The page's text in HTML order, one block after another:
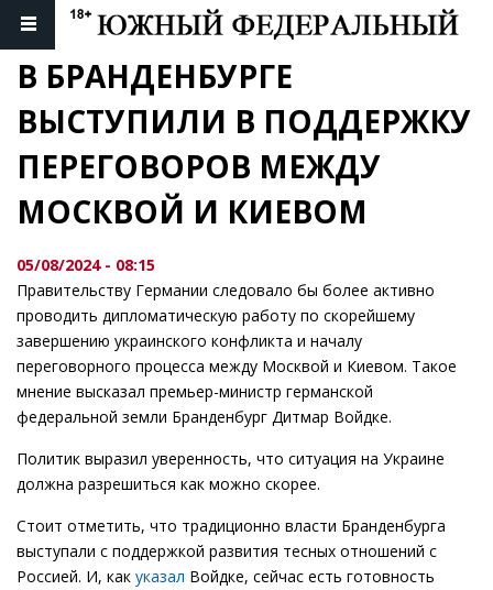
В БРАНДЕНБУРГЕ
ВЫСТУПИЛИ В ПОДДЕРЖКУ
ПЕРЕГОВОРОВ МЕЖДУ
МОСКВОЙ И КИЕВОМ
05/08/2024 - 08:15
Правительству Германии следовало бы более активно
проводить дипломатическую работу по скорейшему
завершению украинского конфликта и началу
переговорного процесса между Москвой и Киевом. Такое
мнение высказал премьер-министр германской
федеральной земли Бранденбург Дитмар Войдке.
Политик выразил уверенность, что ситуация на Украине
должна разрешиться как можно скорее.
Стоит отметить, что традиционно власти Бранденбурга
выступали с поддержкой развития тесных отношений с
Россией. И, как указал Войдке, сейчас есть готовность